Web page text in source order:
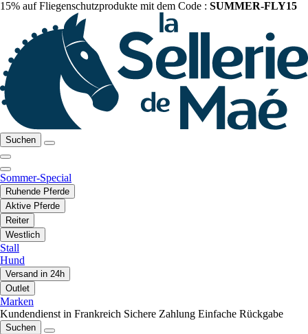
15% auf Fliegenschutzprodukte mit dem Code : SUMMER-FLY15
Suchen
Sommer-Special
Ruhende Pferde
Aktive Pferde
Reiter
Westlich
Stall
Hund
Versand in 24h
Outlet
Marken
Kundendienst in Frankreich Sichere Zahlung Einfache Rückgabe
Suchen